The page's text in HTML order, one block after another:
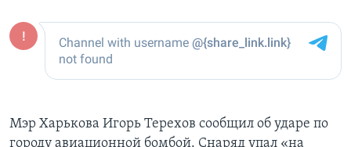
Мэр Харькова Игорь Терехов сообщил об ударе по
городу авиационной бомбой. Снаряд упал «на